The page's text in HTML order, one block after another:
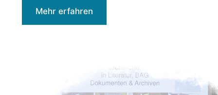
Mehr erfahren